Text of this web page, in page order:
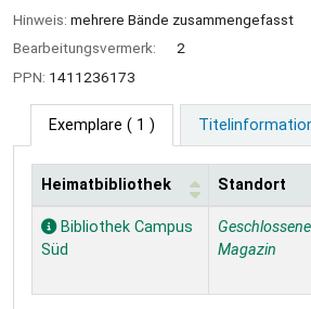
Hinweis: mehrere Bände zusammengefasst
Bearbeitungsvermerk:
2
PPN: 1411236173
Exemplare ( 1 )
Exemplare
Heimatbibliothek Standort
Bibliothek Campus
Süd
Magazin